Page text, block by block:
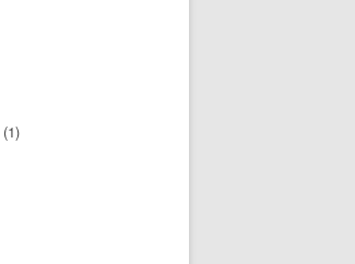
(1)